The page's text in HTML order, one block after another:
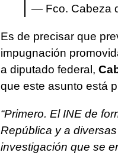
— Fco. Cabeza
Es de precisar que
impugnación
a diputado federal,
que este asunto está
“Primero. El INE de
República y a
investigación que se